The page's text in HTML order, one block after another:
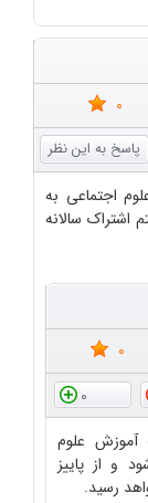
0
اجتماعی به
سالانه
0
0
آموزش علوم
و از پاییز